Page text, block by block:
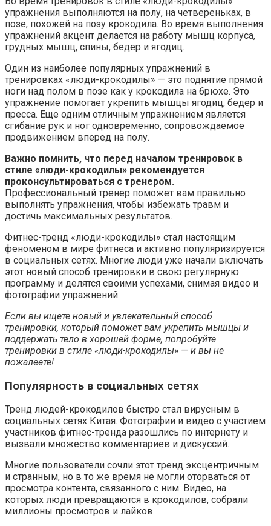
упражнения выполняются на полу, на четвереньках, в
позе, похожей на позу крокодила. Во время выполнения
упражнений акцент делается на работу мышц корпуса,
грудных мышц, спины, бедер и ягодиц.
Один из наиболее популярных упражнений в
тренировках «люди-крокодилы» — это поднятие прямой
ноги над полом в позе как у крокодила на брюхе. Это
упражнение помогает укрепить мышцы ягодиц, бедер и
пресса. Еще одним отличным упражнением является
сгибание рук и ног одновременно, сопровождаемое
продвижением вперед на полу.
Важно помнить, что перед началом тренировок в
стиле «люди-крокодилы» рекомендуется
проконсультироваться с тренером.
Профессиональный тренер поможет вам правильно
выполнять упражнения, чтобы избежать травм и
достичь максимальных результатов.
Фитнес-тренд «люди-крокодилы» стал настоящим
феноменом в мире фитнеса и активно популяризируется
в социальных сетях. Многие люди уже начали включать
этот новый способ тренировки в свою регулярную
программу и делятся своими успехами, снимая видео и
фотографии упражнений.
Если вы ищете новый и увлекательный способ
тренировки, который поможет вам укрепить мышцы и
поддержать тело в хорошей форме, попробуйте
тренировки в стиле «люди-крокодилы» — и вы не
пожалеете!
Популярность в социальных сетях
Тренд людей-крокодилов быстро стал вирусным в
социальных сетях Китая. Фотографии и видео с участием
участников фитнес-тренда разошлись по интернету и
вызвали множество комментариев и дискуссий.
Многие пользователи сочли этот тренд эксцентричным
и странным, но в то же время не могли оторваться от
просмотра контента, связанного с ним. Видео, на
которых люди превращаются в крокодилов, собрали
миллионы просмотров и лайков.